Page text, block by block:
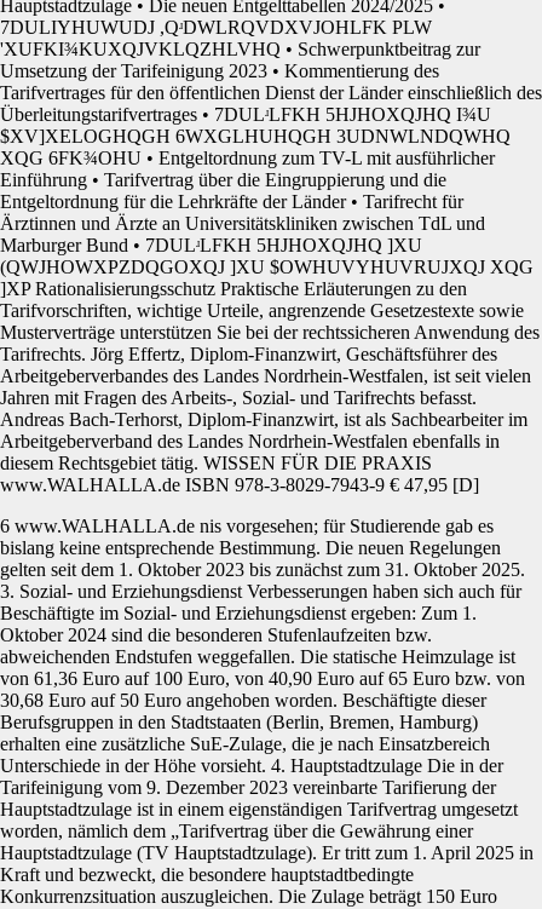
Hauptstadtzulage • Die neuen Entgelttabellen 2024/2025 •
7DULIYHUWUDJ ,QʴDWLRQVDXVJOHLFK PLW
'XUFKI¾KUXQJVKLQZHLVHQ • Schwerpunktbeitrag zur
Umsetzung der Tarifeinigung 2023 • Kommentierung des
Tarifvertrages für den öffentlichen Dienst der Länder einschließlich des
Überleitungstarifvertrages • 7DULʴLFKH 5HJHOXQJHQ I¾U
$XV]XELOGHQGH 6WXGLHUHQGH 3UDNWLNDQWHQ
XQG 6FK¾OHU • Entgeltordnung zum TV-L mit ausführlicher
Einführung • Tarifvertrag über die Eingruppierung und die
Entgeltordnung für die Lehrkräfte der Länder • Tarifrecht für
Ärztinnen und Ärzte an Universitätskliniken zwischen TdL und
Marburger Bund • 7DULʴLFKH 5HJHOXQJHQ ]XU
(QWJHOWXPZDQGOXQJ ]XU $OWHUVYHUVRUJXQJ XQG
]XP Rationalisierungsschutz Praktische Erläuterungen zu den
Tarifvorschriften, wichtige Urteile, angrenzende Gesetzestexte sowie
Musterverträge unterstützen Sie bei der rechtssicheren Anwendung des
Tarifrechts. Jörg Effertz, Diplom-Finanzwirt, Geschäftsführer des
Arbeitgeberverbandes des Landes Nordrhein-Westfalen, ist seit vielen
Jahren mit Fragen des Arbeits-, Sozial- und Tarifrechts befasst.
Andreas Bach-Terhorst, Diplom-Finanzwirt, ist als Sachbearbeiter im
Arbeitgeberverband des Landes Nordrhein-Westfalen ebenfalls in
diesem Rechtsgebiet tätig. WISSEN FÜR DIE PRAXIS
www.WALHALLA.de ISBN 978-3-8029-7943-9 € 47,95 [D]
6 www.WALHALLA.de nis vorgesehen; für Studierende gab es
bislang keine entsprechende Bestimmung. Die neuen Regelungen
gelten seit dem 1. Oktober 2023 bis zunächst zum 31. Oktober 2025.
3. Sozial- und Erziehungsdienst Verbesserungen haben sich auch für
Beschäftigte im Sozial- und Erziehungsdienst ergeben: Zum 1.
Oktober 2024 sind die besonderen Stufenlaufzeiten bzw.
abweichenden Endstufen weggefallen. Die statische Heimzulage ist
von 61,36 Euro auf 100 Euro, von 40,90 Euro auf 65 Euro bzw. von
30,68 Euro auf 50 Euro angehoben worden. Beschäftigte dieser
Berufsgruppen in den Stadtstaaten (Berlin, Bremen, Hamburg)
erhalten eine zusätzliche SuE-Zulage, die je nach Einsatzbereich
Unterschiede in der Höhe vorsieht. 4. Hauptstadtzulage Die in der
Tarifeinigung vom 9. Dezember 2023 vereinbarte Tarifierung der
Hauptstadtzulage ist in einem eigenständigen Tarifvertrag umgesetzt
worden, nämlich dem „Tarifvertrag über die Gewährung einer
Hauptstadtzulage (TV Hauptstadtzulage). Er tritt zum 1. April 2025 in
Kraft und bezweckt, die besondere hauptstadtbedingte
Konkurrenzsituation auszugleichen. Die Zulage beträgt 150 Euro